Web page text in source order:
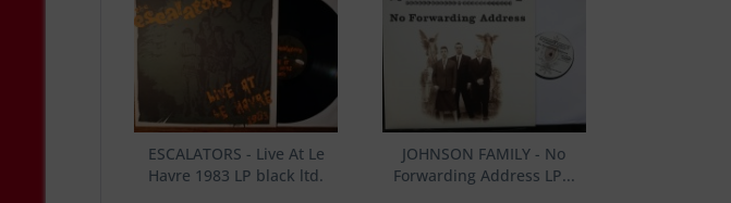
ESCALATORS - Live At Le
Havre 1983 LP black ltd.
JOHNSON FAMILY - No
Forwarding Address LP...